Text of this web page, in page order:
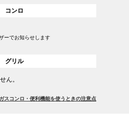
コンロ
ーでお知らせします
グリル
ん。
ガスコンロ・便利機能を使うときの注意点